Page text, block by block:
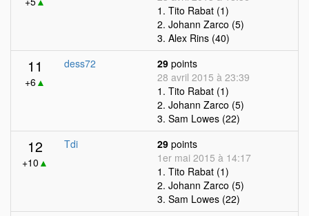
1. Tito Rabat (1)
2. Johann Zarco (5)
3. Alex Rins (40)
11
+6▲
dess72 29 points
28 avril 2015 à 23:39
1. Tito Rabat (1)
2. Johann Zarco (5)
3. Sam Lowes (22)
12
+10 ▲
Tdi 29 points
1er mai 2015 à 14:17
1. Tito Rabat (1)
2. Johann Zarco (5)
3. Sam Lowes (22)